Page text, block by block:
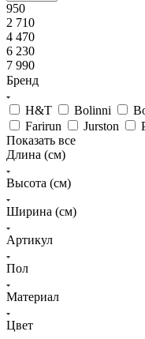
950
2 710
4 470
6 230
7 990
Бренд
H&T Bolinni
Farirun
Jurston
Показать все
Длина (см)
Высота (см)
Ширина (см)
Артикул
Пол
Материал
Цвет